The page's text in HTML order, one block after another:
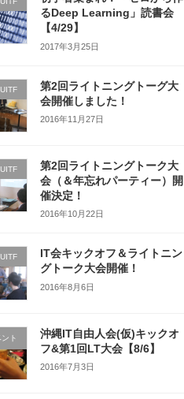
るDeep Learning」読書会
【4/29】
2017年3月25日
UITF
第2回ライトニングトーグ大
会開催しました！
2016年11月27日
UITF
第2回ライトニングトーク大
会（＆年忘れパーティー）開
催決定！
2016年10月22日
UITF
IT会キックオフ＆ライトニン
グトーク大会開催！
2016年8月6日
ト
沖縄IT自由人会(仮)キックオ
フ&第1回LT大会【8/6】
2016年7月3日